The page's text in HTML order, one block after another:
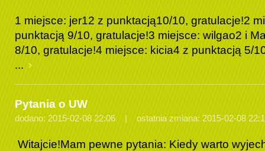
1 miejsce: jer12 z punktacją10/10, gratulacje!2
punktacją 9/10, gratulacje!3 miejsce: wilgao2 i
8/10, gratulacje!4 miejsce: kicia4 z punktacją 5/
...
Pytania o UW
dodano: 2015-02-08 22:06 | ostatnia zmiana: 2015-02-08
Witajcie!Mam pewne pytania: Kiedy warto